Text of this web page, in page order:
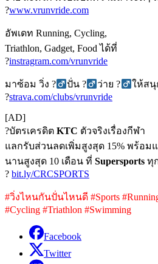
?www.vrunvride.com
อัพเดท Running, Cycling,
Triathlon, Gadget, Food ได้ที่
?instragram.com/vrunvride
มาซ้อม วิ่ง ?‍ ปั่น ?‍ ว่าย ?‍
ให้ส
?strava.com/clubs/vrunvride
[AD]
?บัตรเครดิต KTC ตัวจริงเรื่องกีฬา
แลกรับส่วนลดเพิ่มสูงสุด 15% พร้อม
นานสูงสุด 10 เดือน ที่ Supersports ทุ
? bit.ly/CRCSPORTS
#วิ่งไหนกันปั่นไหนดี #Sports
#Cycling #Triathlon #Swimming
Facebook
Twitter